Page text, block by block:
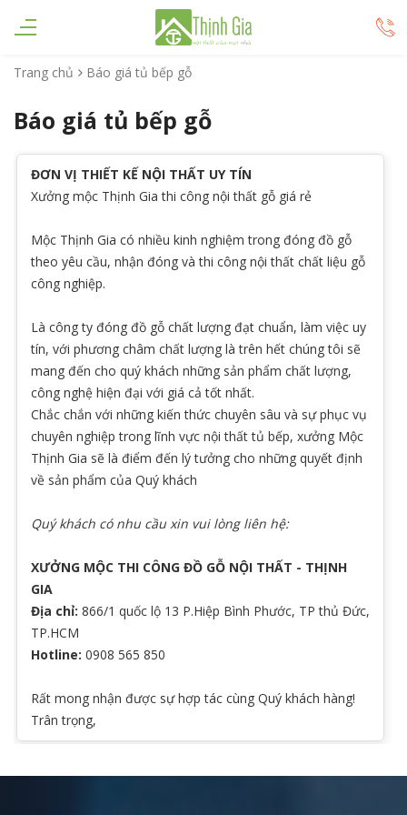
Trang chủ Báo giá tủ bếp gỗ
Báo giá tủ bếp gỗ
ĐƠN VỊ THIẾT KẾ NỘI THẤT UY TÍN
Xưởng mộc Thịnh Gia thi công nội thất gỗ giá rẻ
Mộc Thịnh Gia có nhiều kinh nghiệm trong đóng đồ gỗ
theo yêu cầu, nhận đóng và thi công nội thất chất liệu gỗ
công nghiệp.
Là công ty đóng đồ gỗ chất lượng đạt chuẩn, làm việc uy
tín, với phương châm chất lượng là trên hết chúng tôi sẽ
mang đến cho quý khách những sản phẩm chất lượng,
công nghệ hiện đại với giá cả tốt nhất.
Chắc chắn với những kiến thức chuyên sâu và sự phục vụ
chuyên nghiệp trong lĩnh vực nội thất tủ bếp, xưởng Mộc
Thịnh Gia sẽ là điểm đến lý tưởng cho những quyết định
về sản phẩm của Quý khách
Quý khách có nhu cầu xin vui lòng liên hệ:
XƯỞNG MỘC THI CÔNG ĐỒ GỖ NỘI THẤT - THỊNH
GIA
Địa chỉ: 866/1 quốc lộ 13 P.Hiệp Bình Phước, TP thủ Đức,
TP.HCM
Hotline: 0908 565 850
Rất mong nhận được sự hợp tác cùng Quý khách hàng!
Trân trọng,